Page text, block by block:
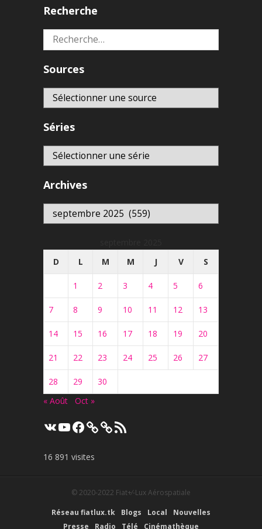
Recherche
Rechercher :
Sources
Séries
Archives
Archives
D
L M M J V S
1 2 3 4 5 6
7 8 9 10 11 12 13
14 15 16 17 18 19 20
21 22 23 24 25 26 27
28 29
30
« Août
Oct »
VK YouTube
Facebook Flux
RSS
16 891 visites
© 2020-2022 Fiat+⁄-Lux Aérospatiale
Réseau fiatlux.tk
Blogs Local
Nouvelles
Presse
Radio Télé Cinémathèque